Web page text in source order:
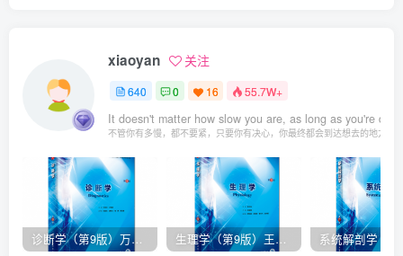
xiaoyan 关注
640 0 16 55.7W+
It doesn't matter how slow you are, as long as you're
不管你有多慢，都不要紧，只要你有决心，你最终都会到达想去的地方
诊断学（第9版）万学红主编_人卫版教材.PDF电子书下载 生理学（第9版）王庭槐主编_人卫版教材.PDF电子书下载